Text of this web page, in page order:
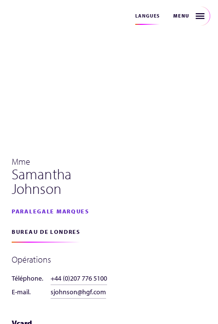
LANGUES MENU
Mme
Samantha
Johnson
PARALEGALE MARQUES
BUREAU DE LONDRES
Opérations
Téléphone.
+44 (0)207 776 5100
E-mail.
sjohnson@hgf.com